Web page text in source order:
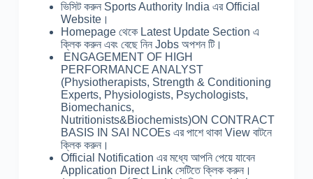
ভিসিট করুন Sports Authority India এর Official
Website।
Homepage থেকে Latest Update Section এ
ক্লিক করুন এবং বেছে নিন Jobs অপশন টি।
ENGAGEMENT OF HIGH
PERFORMANCE ANALYST
(Physiotherapists, Strength & Conditioning
Experts, Physiologists, Psychologists,
Biomechanics,
Nutritionists&Biochemists)ON CONTRACT
BASIS IN SAI NCOEs এর পাশে থাকা View বাটনে
ক্লিক করুন।
Official Notification এর মধ্যে আপনি পেয়ে যাবেন
Application Direct Link সেটিতে ক্লিক করুন।